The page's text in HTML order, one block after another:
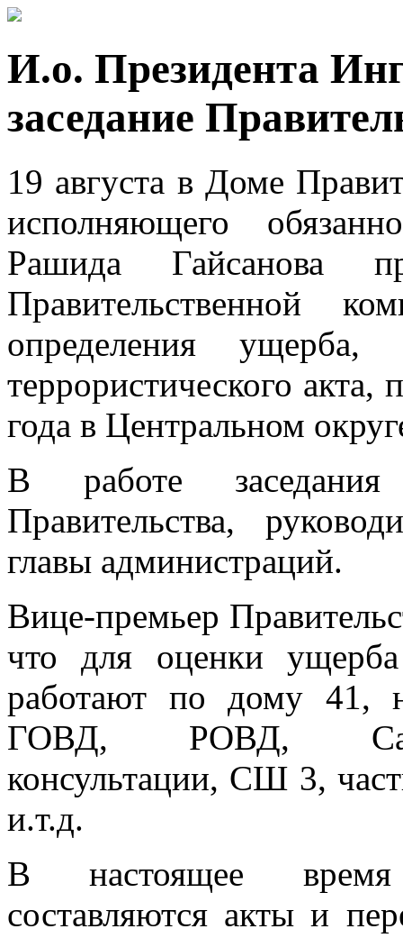
И.о. Президента
заседание
19 августа в Доме
исполняющего
Рашида Гайсанова
Правительственной
определения ущерба,
террористического
года в Центральном
В работе
Правительства,
главы администраций.
Вице-премьер
что для оценки
работают по дому 41,
ГОВД, РОВД,
консультации, СШ 3,
и.т.д.
В настоящее время
составляются акты и